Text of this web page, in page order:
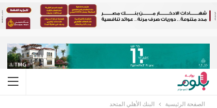
الصفحة الرئيسية البنك الأهلي المتحد